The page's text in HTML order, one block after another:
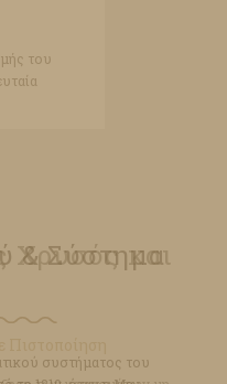
του
& Σύστημα
συστήματος του